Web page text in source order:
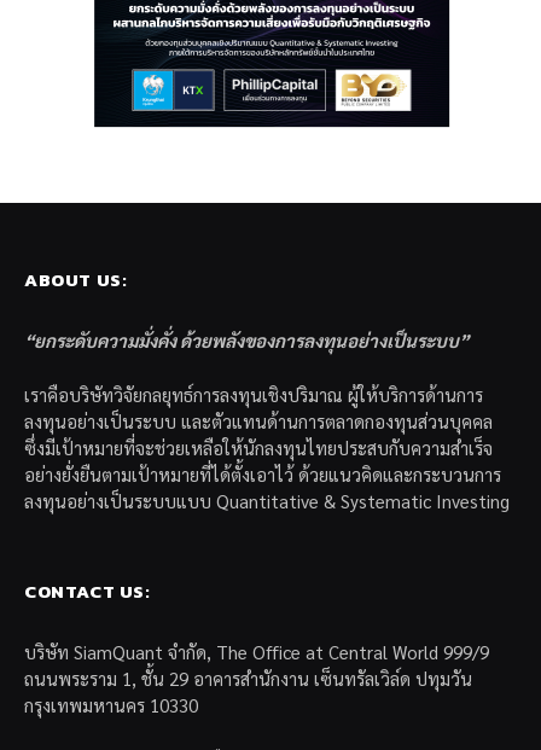
ABOUT US:
“ยกระดับความมั่งคั่ง ด้วยพลังของการลงทุนอย่างเป็นระบบ”
เราคือบริษัทวิจัยกลยุทธ์การลงทุนเชิงปริมาณ ผู้ให้บริการด้านการ
ลงทุนอย่างเป็นระบบ และตัวแทนด้านการตลาดกองทุนส่วนบุคคล
ซึ่งมีเป้าหมายที่จะช่วยเหลือให้นักลงทุนไทยประสบกับความสำเร็จ
อย่างยั่งยืนตามเป้าหมายที่ได้ตั้งเอาไว้ ด้วยแนวคิดและกระบวนการ
ลงทุนอย่างเป็นระบบแบบ Quantitative & Systematic Investing
CONTACT US:
บริษัท SiamQuant จำกัด, The Office at Central World 999/9
ถนนพระราม 1, ชั้น 29 อาคารสำนักงาน เซ็นทรัลเวิล์ด ปทุมวัน
กรุงเทพมหานคร 10330